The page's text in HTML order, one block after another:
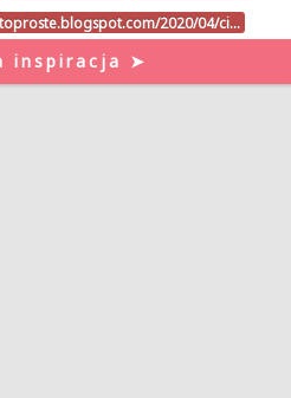
2020/04/ci…
inspiracja ➤